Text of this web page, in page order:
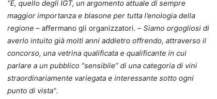
“È, quello degli IGT, un argomento attuale di sempre
maggior importanza e blasone per tutta l’enologia della
regione – affermano gli organizzatori. – Siamo orgogliosi di
averlo intuito già molti anni addietro offrendo, attraverso il
concorso, una vetrina qualificata e qualificante in cui
parlare a un pubblico “sensibile” di una categoria di vini
straordinariamente variegata e interessante sotto ogni
punto di vista”.